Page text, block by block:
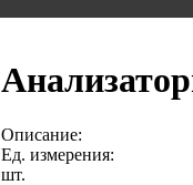
Описание:
Ед. измерения:
шт.